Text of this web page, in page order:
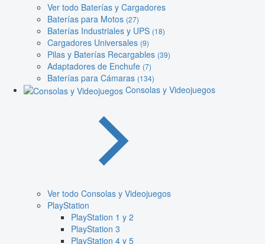
Ver todo Baterías y Cargadores
Baterías para Motos (27)
Baterías Industriales y UPS (18)
Cargadores Universales (9)
Pilas y Baterías Recargables (39)
Adaptadores de Enchufe (7)
Baterías para Cámaras (134)
Consolas y Videojuegos
Ver todo Consolas y Videojuegos
PlayStation
PlayStation 1 y 2
PlayStation 3
PlayStation 4 y 5